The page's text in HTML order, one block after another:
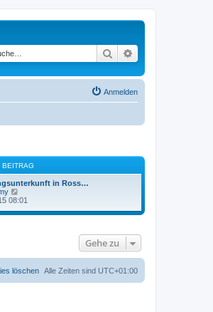
Suche
Anmelden
BEITRAG
in Ross…
e
e
B
e
i
t
08:01
Gehe zu
Alle Zeiten sind UTC+01:00
löschen